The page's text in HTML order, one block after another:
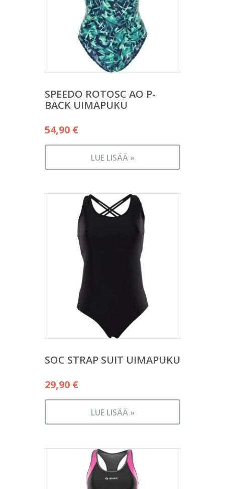
SPEEDO ROTOSC AO P-
BACK UIMAPUKU
54,90 €
LUE LISÄÄ »
SOC STRAP SUIT UIMAPUKU
29,90 €
LUE LISÄÄ »